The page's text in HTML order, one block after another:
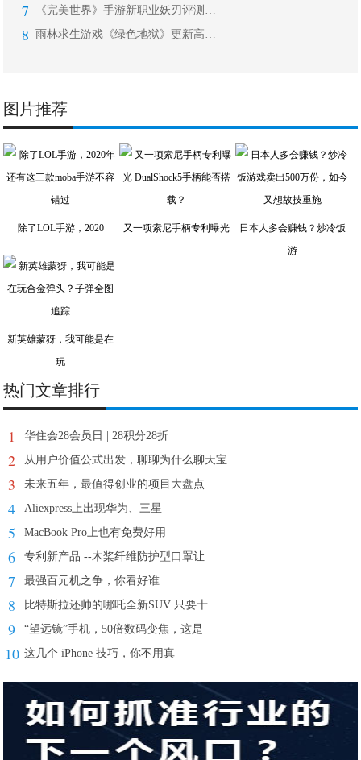
7 《完美世界》手游新职业妖刃评测：浮现
8 雨林求生游戏《绿色地狱》更新高层楼房
图片推荐
除了LOL手游，2020 又一项索尼手柄专利曝光
日本人多会赚钱？炒冷饭
游
新英雄蒙犽，我可能是在
玩
热门文章排行
1 华住会28会员日 | 28积分28折
2 从用户价值公式出发，聊聊为什么聊天宝
3 未来五年，最值得创业的项目大盘点
4 Aliexpress上出现华为、三星
5 MacBook Pro上也有免费好用
6 专利新产品 --木桨纤维防护型口罩让
7 最强百元机之争，你看好谁
8 比特斯拉还帅的哪吒全新SUV 只要十
9 “望远镜”手机，50倍数码变焦，这是
10 这几个 iPhone 技巧，你不用真